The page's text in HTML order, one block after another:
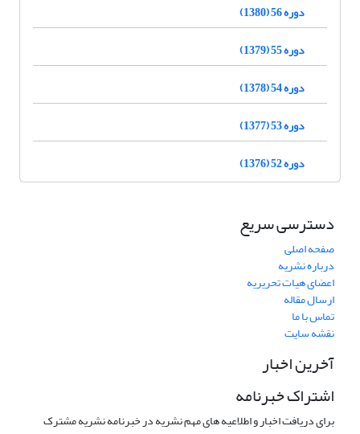
دوره 56 (1380)
دوره 55 (1379)
دوره 54 (1378)
دوره 53 (1377)
دوره 52 (1376)
دسترسی سریع
صفحه اصلی
درباره نشریه
اعضای هیات تحریریه
ارسال مقاله
تماس با ما
نقشه سایت
آخرین اخبار
اشتراک خبرنامه
برای دریافت اخبار و اطلاعیه های مهم نشریه در خبرنامه نشریه مشترک